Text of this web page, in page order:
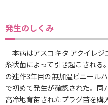
発生のしくみ
本病はアスコキタ アクイレジ
糸状菌によって引き起こされる
の連作3年目の無加温ビニール
で初めて発生が確認された。同
高冷地育苗されたプラグ苗を購